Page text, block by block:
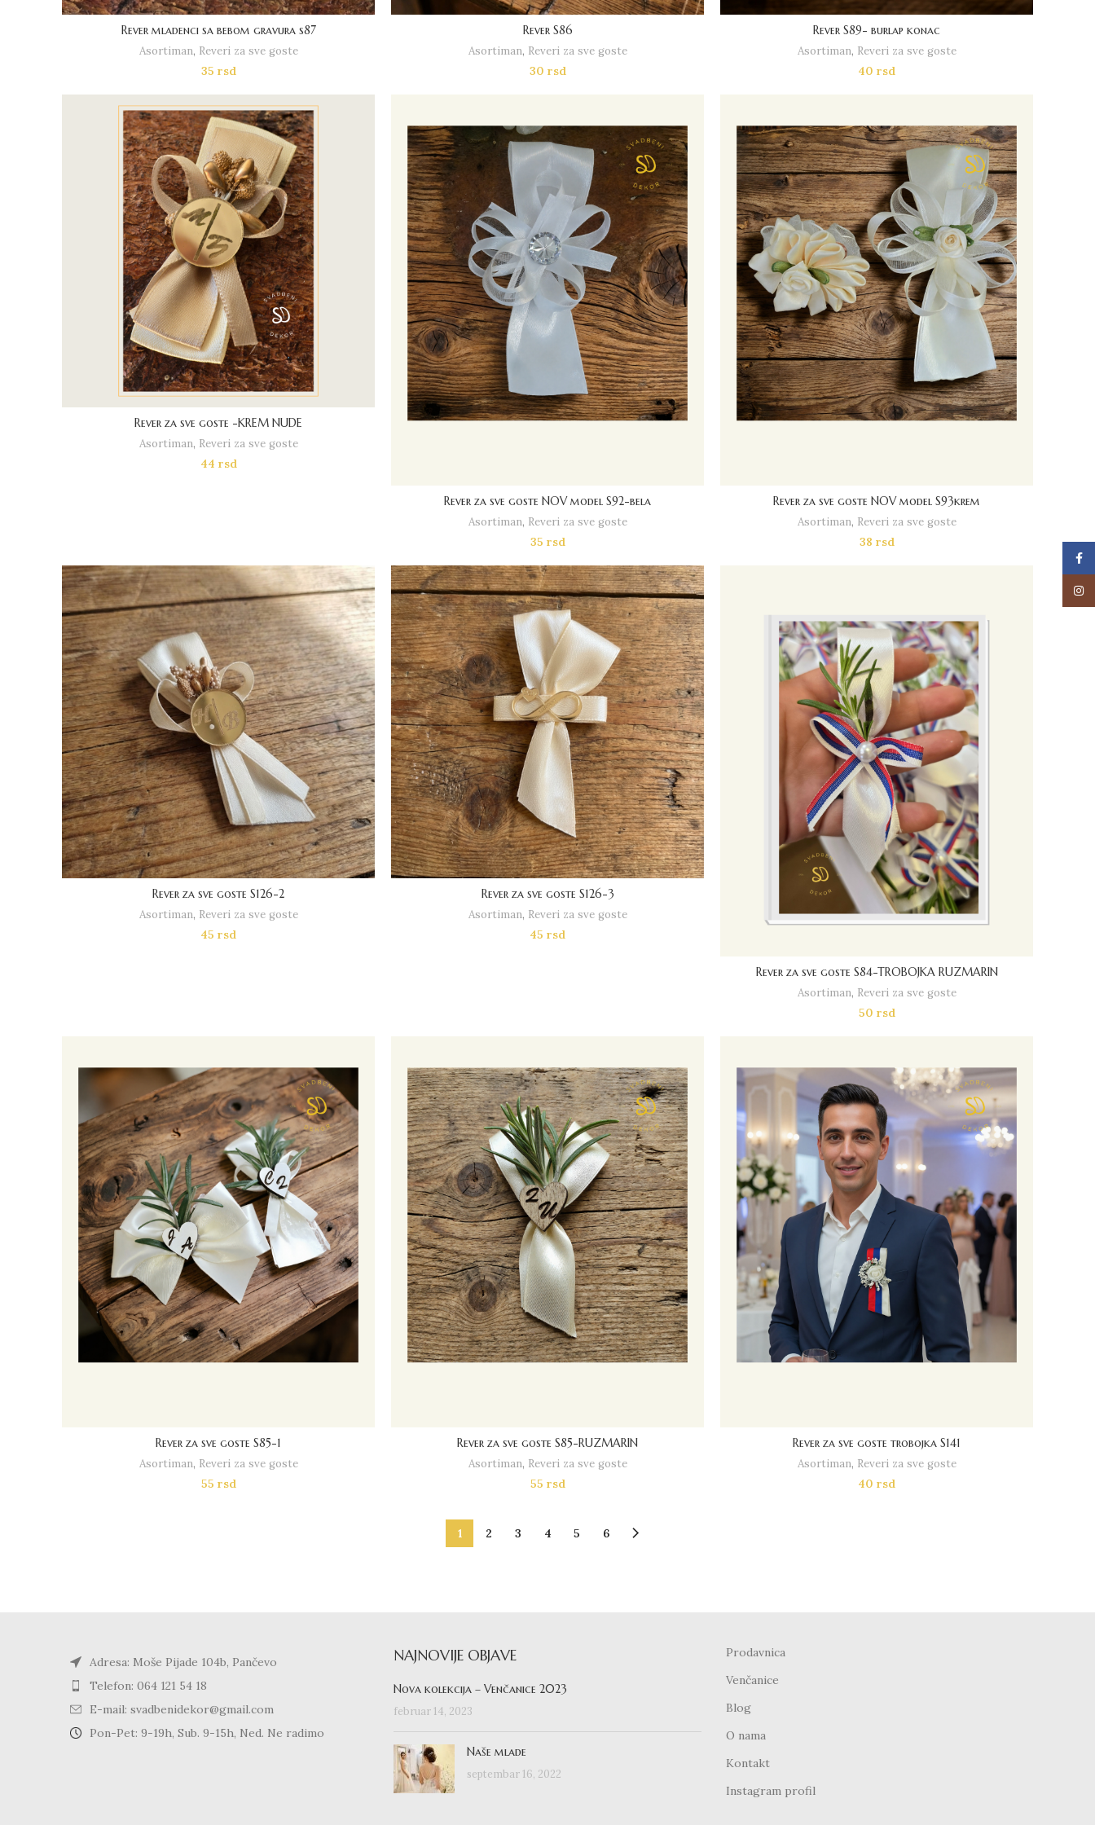
Rever mladenci sa bebom gravura s87
Asortiman, Reveri za sve goste
35 rsd
Rever S86
Asortiman, Reveri za sve goste
30 rsd
Rever S89- burlap konac
Asortiman, Reveri za sve goste
40 rsd
Rever za sve goste -KREM NUDE
Asortiman, Reveri za sve goste
44 rsd
Rever za sve goste NOV model S92-bela
Asortiman, Reveri za sve goste
35 rsd
Rever za sve goste NOV model S93krem
Asortiman, Reveri za sve goste
38 rsd
Rever za sve goste S126-2
Asortiman, Reveri za sve goste
45 rsd
Rever za sve goste S126-3
Asortiman, Reveri za sve goste
45 rsd
Rever za sve goste S84-TROBOJKA RUZMARIN
Asortiman, Reveri za sve goste
50 rsd
Rever za sve goste S85-1
Asortiman, Reveri za sve goste
55 rsd
Rever za sve goste S85-RUZMARIN
Asortiman, Reveri za sve goste
55 rsd
Rever za sve goste trobojka S141
Asortiman, Reveri za sve goste
40 rsd
1 2 3 4 5 6
Adresa: Moše Pijade 104b, Pančevo
Telefon: 064 121 54 18
E-mail: svadbenidekor@gmail.com
Pon-Pet: 9-19h, Sub. 9-15h, Ned. Ne radimo
NAJNOVIJE OBJAVE
Nova kolekcija – Venčanice 2023
februar 14, 2023
Naše mlade
septembar 16, 2022
Prodavnica
Venčanice
Blog
O nama
Kontakt
Instagram profil